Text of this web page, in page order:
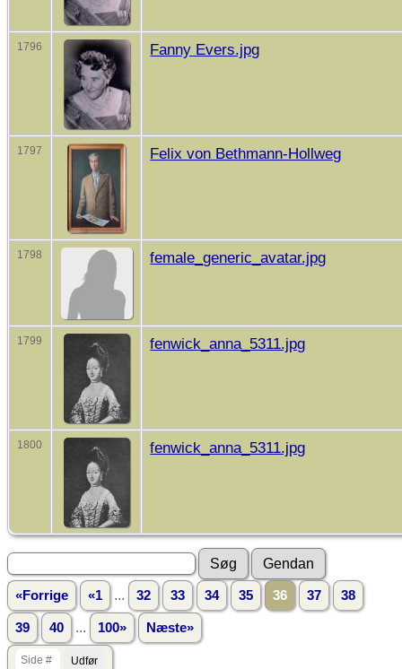
1796 Fanny Evers.jpg
1797 Felix von Bethmann-Hollweg
1798 female_generic_avatar.jpg
1799 fenwick_anna_5311.jpg
1800 fenwick_anna_5311.jpg
«Forrige «1 ... 32 33 34 35 36 37 38
39 40 ... 100» Næste»